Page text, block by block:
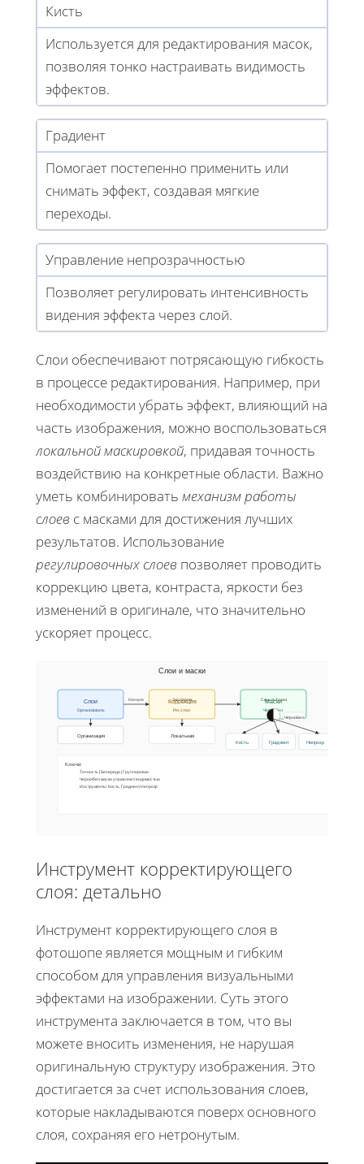
Кисть
Используется для редактирования масок,
позволяя тонко настраивать видимость
эффектов.
Градиент
Помогает постепенно применить или
снимать эффект, создавая мягкие
переходы.
Управление непрозрачностью
Позволяет регулировать интенсивность
видения эффекта через слой.
Слои обеспечивают потрясающую гибкость
в процессе редактирования. Например, при
необходимости убрать эффект, влияющий на
часть изображения, можно воспользоваться
локальной маскировкой, придавая точность
воздействию на конкретные области. Важно
уметь комбинировать механизм работы
слоев с масками для достижения лучших
результатов. Использование
регулировочных слоев позволяет проводить
коррекцию цвета, контраста, яркости без
изменений в оригинале, что значительно
ускоряет процесс.
Слои и маски
Слои
Организовать
Коррекция
Рег. слои
Маски
ЧёрноБел
Организация
Кисть Градиент Непрозр
Локальная
ЧёрноБел
Начало Эксперим. Скрыть/показ
Ключи:
Точность | Без вреда | Группировка
Черно/бел маски управляют видимостью
Инструменты: Кисть, Градиент, Непрозр
Инструмент корректирующего
слоя: детально
Инструмент корректирующего слоя в
фотошопе является мощным и гибким
способом для управления визуальными
эффектами на изображении. Суть этого
инструмента заключается в том, что вы
можете вносить изменения, не нарушая
оригинальную структуру изображения. Это
достигается за счет использования слоев,
которые накладываются поверх основного
слоя, сохраняя его нетронутым.